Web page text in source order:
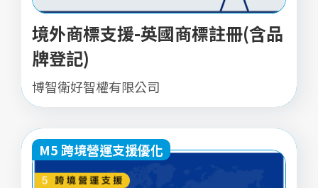
境外商標支援-英國商標註冊(含品
牌登記)
博智衛好智權有限公司
M5 跨境營運支援優化